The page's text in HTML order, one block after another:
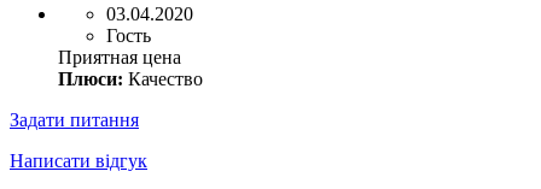
03.04.2020
Гость
Приятная цена
Плюси: Качество
Задати питання
Написати відгук